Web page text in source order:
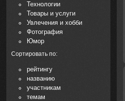
Технологии
Товары и услуги
Увлечения и хобби
Фотография
Юмор
Сортировать по:
рейтингу
названию
участникам
темам